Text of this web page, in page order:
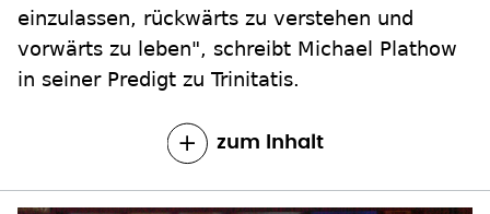
einzulassen, rückwärts zu verstehen und
vorwärts zu leben", schreibt Michael Plathow
in seiner Predigt zu Trinitatis.
zum Inhalt